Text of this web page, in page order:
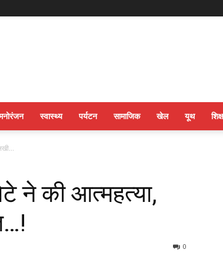
स्वास्थ्य पर्यटन सामाजिक खेल यूथ
ने की आत्महत्या,
0